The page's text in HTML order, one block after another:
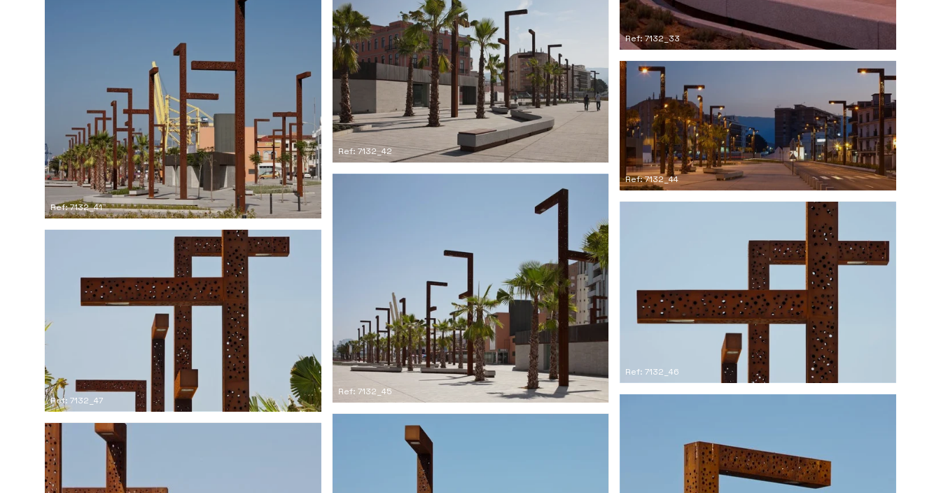
Ref: 7132_33
Ref: 7132_41
Ref: 7132_42
Ref: 7132_44
Ref: 7132_45
Ref: 7132_46
Ref: 7132_47